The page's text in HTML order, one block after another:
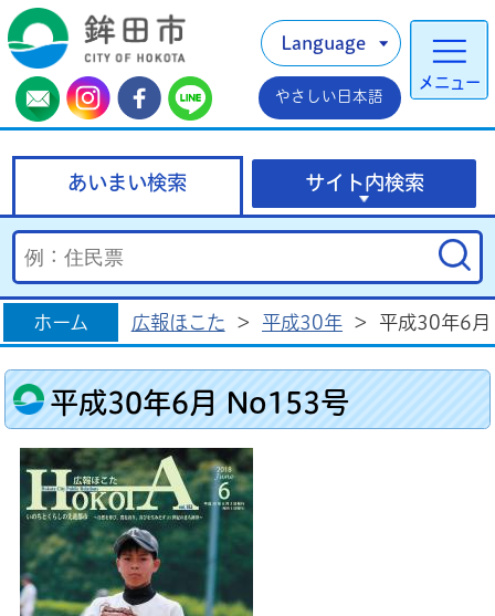
メニュー
Language
やさしい日本語
あいまい検索 サイト内検索
ホーム 広報ほこた > 平成30年 > 平成30年6
平成30年6月 No153号